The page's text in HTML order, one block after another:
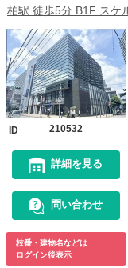
柏駅 徒歩5分 B1F スケ
ID 210532
詳細を見る
問い合わせ
枝番・建物名などは
ログイン後表示